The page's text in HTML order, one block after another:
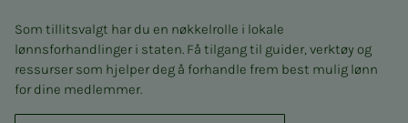
Som tillitsvalgt har du en nøkkelrolle i lokale
lønnsforhandlinger i staten. Få tilgang til guider, verktøy og
ressurser som hjelper deg å forhandle frem best mulig lønn
for dine medlemmer.